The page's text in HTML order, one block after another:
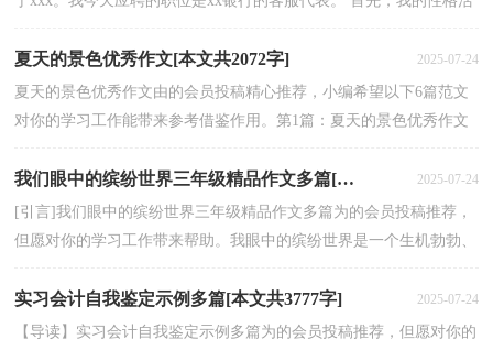
夏天的景色优秀作文[本文共2072字] 2025-07-24
夏天的景色优秀作文由的会员投稿精心推荐，小编希望以下6篇范文
对你的学习工作能带来参考借鉴作用。第1篇：夏天的景色优秀作文
我们眼中的缤纷世界三年级精品作文多篇[本文共3343字] 2025-07-24
[引言]我们眼中的缤纷世界三年级精品作文多篇为的会员投稿推荐，
但愿对你的学习工作带来帮助。我眼中的缤纷世界是一个生机勃勃、
实习会计自我鉴定示例多篇[本文共3777字] 2025-07-24
【导读】实习会计自我鉴定示例多篇为的会员投稿推荐，但愿对你的